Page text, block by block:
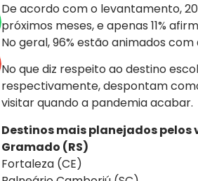
De acordo com o levantamento,
próximos meses, e apenas 11%
No geral, 96% estão animados
No que diz respeito ao destino
respectivamente, despontam
visitar quando a pandemia acabar.
Destinos mais planejados
Gramado (RS)
Fortaleza (CE)